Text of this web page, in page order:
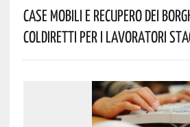
Case Mobili E Recupero Dei
Coldiretti Per I Lavoratori